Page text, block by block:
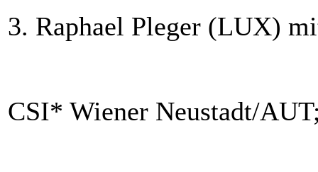
3. Raphael Pleger (LUX)
CSI* Wiener Neustadt/